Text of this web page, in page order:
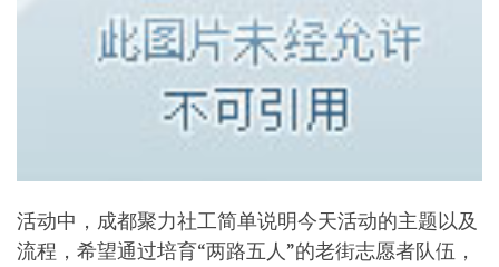
活动中，成都聚力社工简单说明今天活动的主题以及
流程，希望通过培育“两路五人”的老街志愿者队伍，